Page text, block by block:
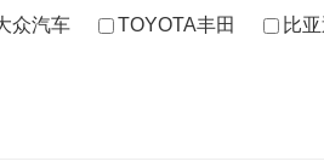
众汽车 TOYOTA丰田 比